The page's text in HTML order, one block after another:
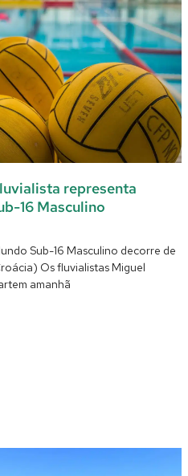
representa
16 Masculino
Sub-16 Masculino decorre de
Os fluvialistas Miguel
amanhã
i
n
a
i
n
a
i
a